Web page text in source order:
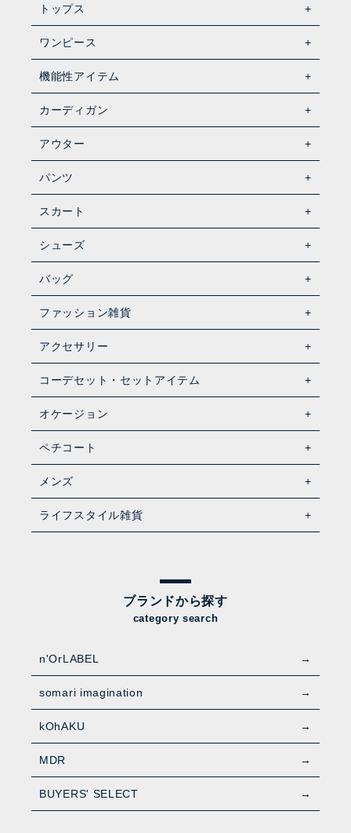
トップス
ワンピース
機能性アイテム
カーディガン
アウター
パンツ
スカート
シューズ
バッグ
ファッション雑貨
アクセサリー
コーデセット・セットアイテム
オケージョン
ペチコート
メンズ
ライフスタイル雑貨
ブランドから探す
category search
n'OrLABEL
somari imagination
kOhAKU
MDR
BUYERS' SELECT